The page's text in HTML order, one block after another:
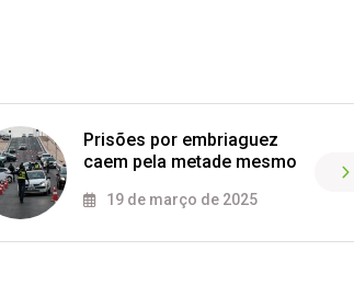
Prisões por embriaguez
caem pela metade mesmo
19 de março de 2025